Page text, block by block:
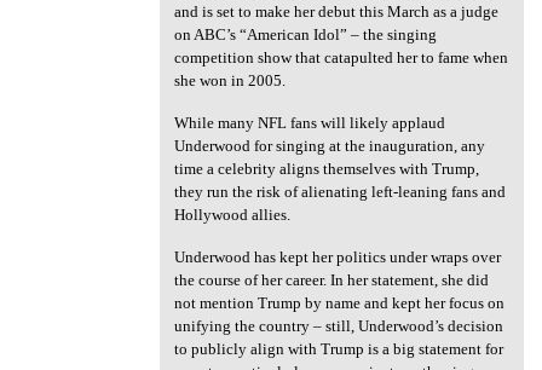
and is set to make her debut this March as a judge
on ABC’s “American Idol” – the singing
competition show that catapulted her to fame when
she won in 2005.
While many NFL fans will likely applaud
Underwood for singing at the inauguration, any
time a celebrity aligns themselves with Trump,
they run the risk of alienating left-leaning fans and
Hollywood allies.
Underwood has kept her politics under wraps over
the course of her career. In her statement, she did
not mention Trump by name and kept her focus on
unifying the country – still, Underwood’s decision
to publicly align with Trump is a big statement for